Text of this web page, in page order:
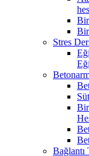
Stres
Bağlantı